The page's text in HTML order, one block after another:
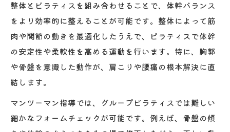
整体アドバイス付きピラティスの魅力とは
細やかな整体チェックで正しいフォームへ
整体とピラティスを組み合わせることで、体幹バランス
をより効率的に整えることが可能です。整体によって筋
肉や関節の動きを最適化したうえで、ピラティスで体幹
の安定性や柔軟性を高める運動を行います。特に、胸郭
や骨盤を意識した動作が、肩こりや腰痛の根本解決に直
結します。
マンツーマン指導では、グループピラティスでは難しい
細かなフォームチェックが可能です。例えば、骨盤の傾